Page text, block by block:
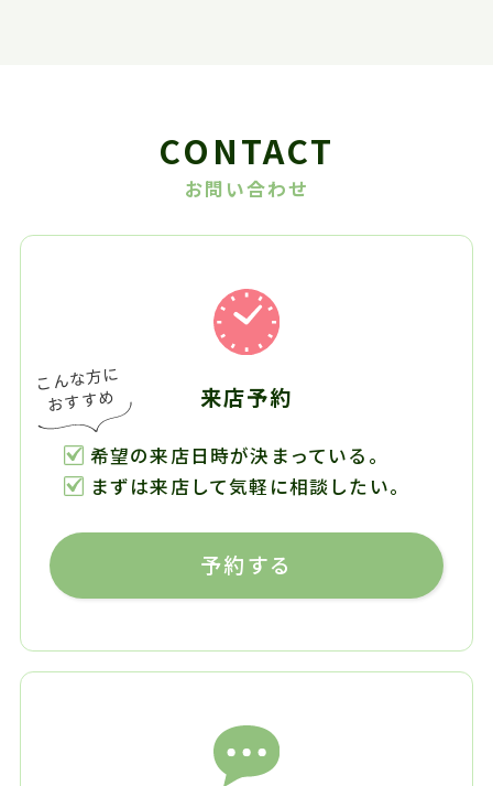
CONTACT
お問い合わせ
来店予約
希望の来店日時が決まっている。
まずは来店して気軽に相談したい。
予約する